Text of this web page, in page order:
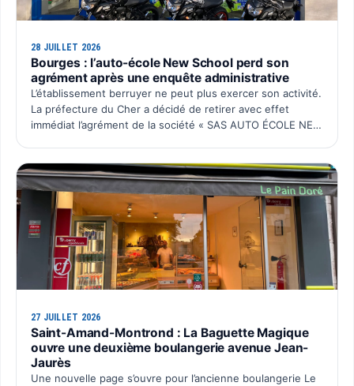
28 JUILLET 2026
Bourges : l’auto-école New School perd son
agrément après une enquête administrative
L’établissement berruyer ne peut plus exercer son activité.
La préfecture du Cher a décidé de retirer avec effet
immédiat l’agrément de la société « SAS AUTO ÉCOLE NEW
27 JUILLET 2026
Saint-Amand-Montrond : La Baguette Magique
ouvre une deuxième boulangerie avenue Jean-
Jaurès
Une nouvelle page s’ouvre pour l’ancienne boulangerie Le